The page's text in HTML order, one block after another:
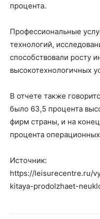
процента.
Профессиональные
технологий,
способствовали росту
высокотехнологичных
В отчете также
было 63,5 процента
фирм страны, и на
процента
Источник:
https://leisurecentre.ru/
kitaya-prodolzhaet-